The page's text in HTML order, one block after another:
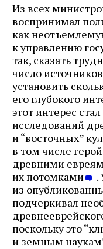
Из всех
воспринимал
как
к управлению
так, сказать
число
установить
его глубокого
этот интерес
исследований
и “восточных”
в том числе
древними
их потомками
.
из
подчеркивал
поскольку это
и земным